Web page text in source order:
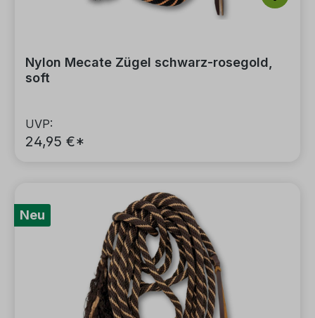
Nylon Mecate Zügel schwarz-rosegold,
soft
UVP:
24,95 €*
Neu